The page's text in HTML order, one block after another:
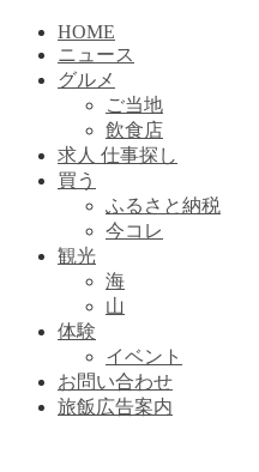
HOME
ニュース
グルメ
ご当地
飲食店
求人 仕事探し
買う
ふるさと納税
今コレ
観光
海
山
体験
イベント
お問い合わせ
旅飯広告案内